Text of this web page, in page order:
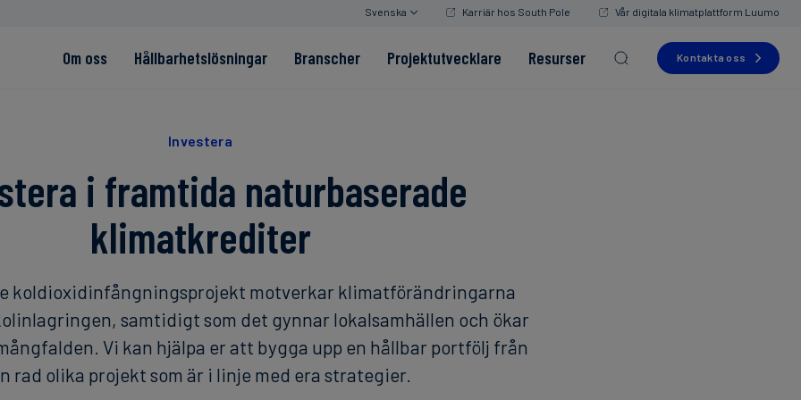
Svenska Karriär hos South Pole Vår digitala klimatplattform Luumo
Om oss Hållbarhetslösningar Branscher Projektutvecklare Resurser Kontakta oss
Investera
i framtida naturbaserade
klimatkrediter
koldioxidinfångningsprojekt motverkar klimatförändringarna
samtidigt som det gynnar lokalsamhällen och ökar
Vi kan hjälpa er att bygga upp en hållbar portfölj från
rad olika projekt som är i linje med era strategier.